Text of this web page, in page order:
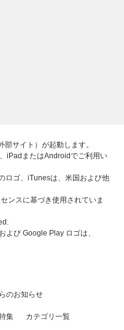
サイト）が起動します。
iPadまたはAndroidでご利用い
ロゴ、iTunesは、米国および他
ンスに基づき使用されていま
よび Google Play ロゴは、
のお知らせ
集 カテゴリ一覧